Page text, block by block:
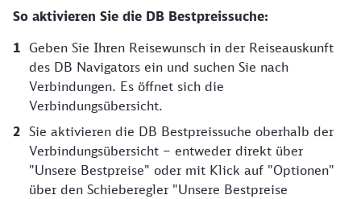
So aktivieren Sie die DB Bestpreissuche:
Geben Sie Ihren Reisewunsch in der Reiseauskunft
des DB Navigators ein und suchen Sie nach
Verbindungen. Es öffnet sich die
Verbindungsübersicht.
Sie aktivieren die DB Bestpreissuche oberhalb der
Verbindungsübersicht – entweder direkt über
"Unsere Bestpreise" oder mit Klick auf "Optionen"
über den Schieberegler "Unsere Bestpreise